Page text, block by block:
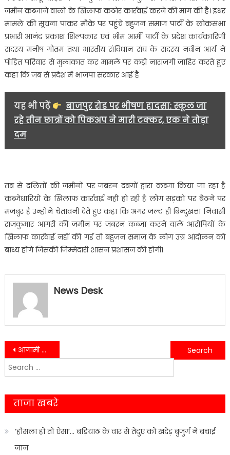
जमीन कब्जाने वालों के खिलाफ कठोर कार्रवाई करने की मांग की है। इधर
मामले की सूचना पाकर मौके पर पहुंचे बहुजन समाज पार्टी के लोकसभा
प्रभारी आनंद प्रकाश शिल्पकार एवं भीम आर्मी पार्टी के प्रदेश कार्यकारिणी
सदस्य मनीष गौतम तथा भारतीय संविधान संघ के सदस्य नवीन आर्य ने
पीड़ित परिवार से मुलाकात कर मामले पर कड़ी नाराजगी जाहिर करते हुए
कहा कि जब से प्रदेश में भाजपा सरकार आई है
यह भी पढ़ें
बाजपुर रोड पर भीषण हादसा: स्कूल जा
रहे तीन छात्रों को पिकअप ने मारी टक्कर, एक ने तोड़ा
दम
तब से दलितों की जमीनों पर जबरन दंबगों द्वारा कब्जा किया जा रहा है
कब्जेधारियों के खिलाफ कार्रवाई नहीं हो रही है लोग सड़कों पर बैठने पर
मजबुर है उन्होंने चेतावनी देते हुए कहा कि अगर जल्द ही बिन्दुखत्ता निवासी
राजकुमार आगरी की जमीन पर जबरन कब्जा करने वाले आरोपियों के
खिलाफ कार्रवाई नहीं की गई तो बहुजन समाज के लोग उग्र आंदोलन को
बाध्य होंगे जिसकी जिम्मेदारी शासन प्रशासन की होगी।
News Desk
Post
navigation
आगामी निकाय चुनाव में पूरे दमखम के साथ निकाय चुनाव में उतरेगी कांग्रेस पार्टी-यशपाल आर्य…..
ज़िले की प्रभारी मंत्री रेखा आर्य ने ज़िला योजना समिति की ली बैठक……
Search
for:
ताजा खबरे
‘हौसला हो तो ऐसा’… बड़ियाठ के वार से तेंदुए को खदेड़ बुजुर्ग ने बचाई
जान